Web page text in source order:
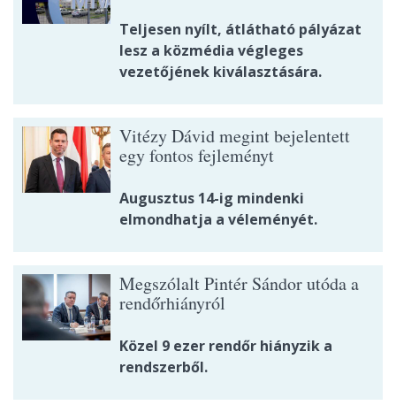
Teljesen nyílt, átlátható pályázat
lesz a közmédia végleges
vezetőjének kiválasztására.
Vitézy Dávid megint bejelentett
egy fontos fejleményt
Augusztus 14-ig mindenki
elmondhatja a véleményét.
Megszólalt Pintér Sándor utóda a
rendőrhiányról
Közel 9 ezer rendőr hiányzik a
rendszerből.